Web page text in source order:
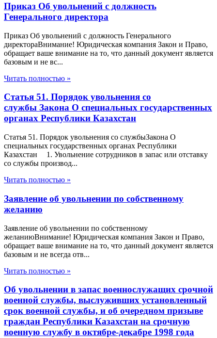
Приказ Об увольнений с должность
Генерального директора
Приказ Об увольнений с должность Генерального
директораВнимание! Юридическая компания Закон и Право,
обращает ваше внимание на то, что данный документ является
базовым и не вс...
Читать полностью »
Статья 51. Порядок увольнения со
службы Закона О специальных государственных
органах Республики Казахстан
Статья 51. Порядок увольнения со службыЗакона О
специальных государственных органах Республики
Казахстан 1. Увольнение сотрудников в запас или отставку
со службы производ...
Читать полностью »
Заявление об увольнении по собственному
желанию
Заявление об увольнении по собственному
желаниюВнимание! Юридическая компания Закон и Право,
обращает ваше внимание на то, что данный документ является
базовым и не всегда отв...
Читать полностью »
Об увольнении в запас военнослужащих срочной
военной службы, выслуживших установленный
срок военной службы, и об очередном призыве
граждан Республики Казахстан на срочную
военную службу в октябре-декабре 1998 года